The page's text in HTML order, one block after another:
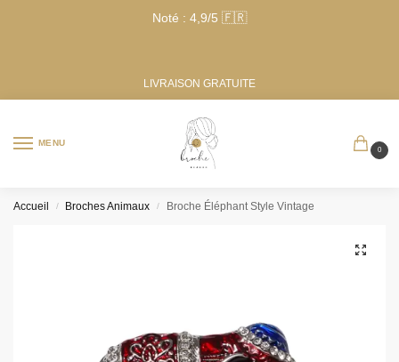
Noté : 4,9/5 🇫🇷
LIVRAISON GRATUITE
MENU
0
Accueil / Broches Animaux / Broche Éléphant Style Vintage